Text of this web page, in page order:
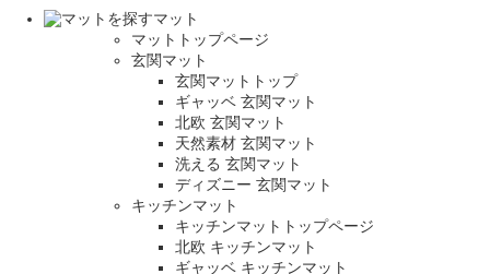
マット
マットトップページ
玄関マット
玄関マットトップ
ギャッベ 玄関マット
北欧 玄関マット
天然素材 玄関マット
洗える 玄関マット
ディズニー 玄関マット
キッチンマット
キッチンマットトップページ
北欧 キッチンマット
ギャッベ キッチンマット